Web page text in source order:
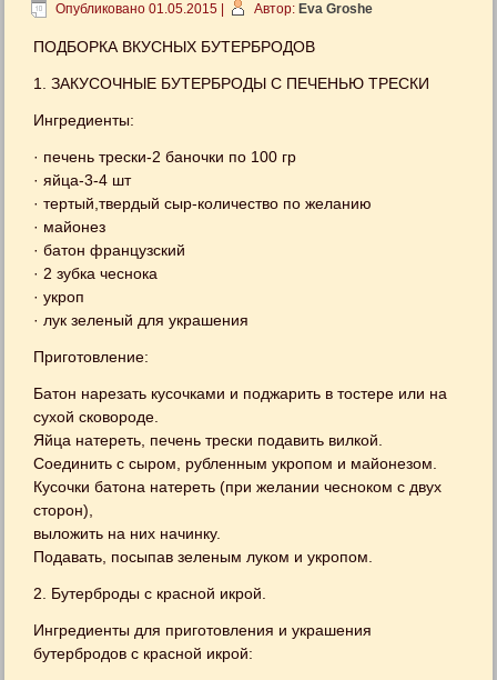
Опубликовано 01.05.2015 Автор: Eva Groshe
ПОДБОРКА ВКУСНЫХ БУТЕРБРОДОВ
1. ЗАКУСОЧНЫЕ БУТЕРБРОДЫ С ПЕЧЕНЬЮ ТРЕСКИ
Ингредиенты:
· печень трески-2 баночки по 100 гр
· яйца-3-4 шт
· тертый,твердый сыр-количество по желанию
· майонез
· батон французский
· 2 зубка чеснока
· укроп
· лук зеленый для украшения
Приготовление:
Батон нарезать кусочками и поджарить в тостере или на
сухой сковороде.
Яйца натереть, печень трески подавить вилкой.
Соединить с сыром, рубленным укропом и майонезом.
Кусочки батона натереть (при желании чесноком с двух
сторон),
выложить на них начинку.
Подавать, посыпав зеленым луком и укропом.
2. Бутерброды с красной икрой.
Ингредиенты для приготовления и украшения
бутербродов с красной икрой: